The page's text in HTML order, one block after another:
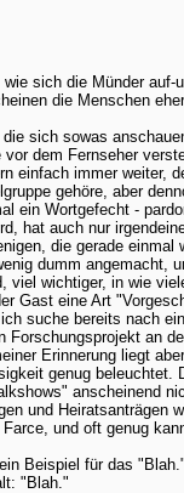
sich die Münder
die Menschen
sich sowas
dem Fernseher
immer weiter,
gehöre, aber
ein Wortgefecht -
hat auch nur
die gerade einmal
dumm angemacht,
wichtiger, in wie
Gast eine Art
suche bereits nach
an
Erinnerung liegt
genug
anscheinend
und Heiratsanträgen
und oft genug
Beispiel für das
"Blah."